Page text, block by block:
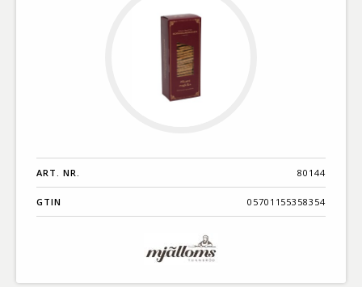
ART. NR. 80144
GTIN 05701155358354